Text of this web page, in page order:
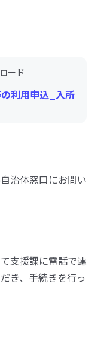
ード
利用申込_入所
治体窓口にお問い
支援課に電話で連
き、手続きを行っ